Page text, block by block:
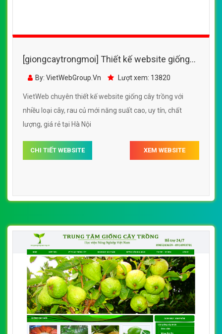
[giongcaytrongmoi] Thiết kế website giống
cây trồng với nhiều loại cây, rau củ mới năng
By: VietWebGroup.Vn Lượt xem: 13820
VietWeb chuyên thiết kế website giống cây trồng với
nhiều loại cây, rau củ mới năng suất cao, uy tín, chất
lượng, giá rẻ tại Hà Nội
CHI TIẾT WEBSITE XEM WEBSITE